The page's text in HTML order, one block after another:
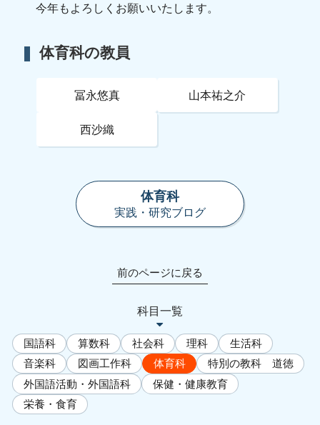
科目一覧
国語科 算数科 社会科 理科
生活科
音楽科
図画工作科 体育科
特別の教科 道徳
外国語活動・外国語科
保健・健康教育
栄養・食育
今年もよろしくお願いいたします。
体育科の教員
冨永悠真 山本祐之介
西沙織
体育科
実践・研究ブログ
前のページに戻る